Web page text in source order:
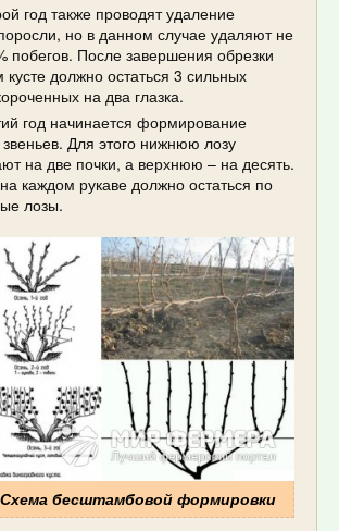
год также проводят удаление
но в данном случае удаляют не
побегов. После завершения обрезки
кусте должно остаться 3 сильных
на два глазка.
год начинается формирование
Для этого нижнюю лозу
на две почки, а верхнюю – на десять.
каждом рукаве должно остаться по
лозы.
Схема бесштамбовой формировки